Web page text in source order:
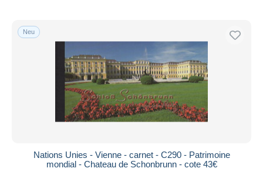
Neu
Nations Unies - Vienne - carnet - C290 - Patrimoine
mondial - Chateau de Schonbrunn - cote 43€